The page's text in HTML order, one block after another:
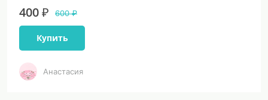
400 ₽ 600 ₽
Купить
Анастасия